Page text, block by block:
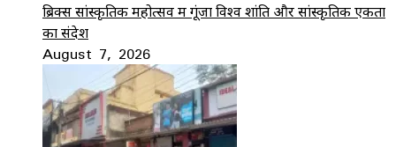
ब्रिक्स सांस्कृतिक महोत्सव में गूंजा विश्व शांति और सांस्कृतिक एकता
का संदेश
August 7, 2026